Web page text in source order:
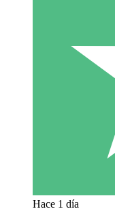
Hace 1 día